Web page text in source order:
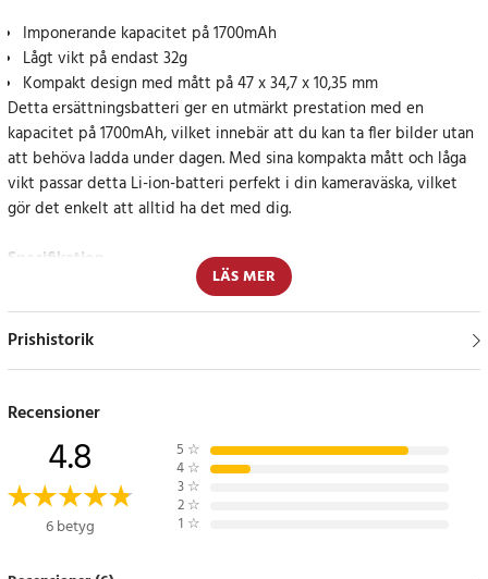
Imponerande kapacitet på 1700mAh
Lågt vikt på endast 32g
Kompakt design med mått på 47 x 34,7 x 10,35 mm
Detta ersättningsbatteri ger en utmärkt prestation med en
kapacitet på 1700mAh, vilket innebär att du kan ta fler bilder utan
att behöva ladda under dagen. Med sina kompakta mått och låga
vikt passar detta Li-ion-batteri perfekt i din kameraväska, vilket
gör det enkelt att alltid ha det med dig.
Specifikation
- Spänning: 3.8V
- Typ: Li-ion
Nikon Coolpix P600
Nikon Coolpix P900
Nikon Coolpix P610s
Nikon Coolpix P900s
Nikon Coolpix S810c
LÄS MER
Prishistorik
Recensioner
4.8
6 betyg
5 ☆
4 ☆
3 ☆
2 ☆
1 ☆